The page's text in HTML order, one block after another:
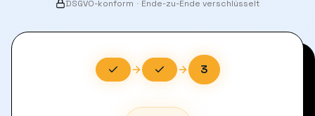
DSGVO-konform · Ende-zu-Ende verschlüsselt
3